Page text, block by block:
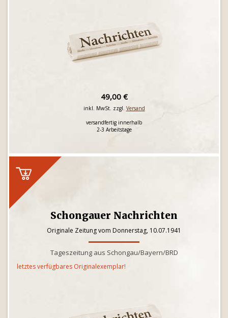
49,00 €
inkl. MwSt. zzgl. Versand
versandfertig innerhalb
2-3 Arbeitstage
Schongauer Nachrichten
Originale Zeitung vom Donnerstag, 10.07.1941
Tageszeitung aus Schongau/Bayern/BRD
letztes verfügbares Originalexemplar!